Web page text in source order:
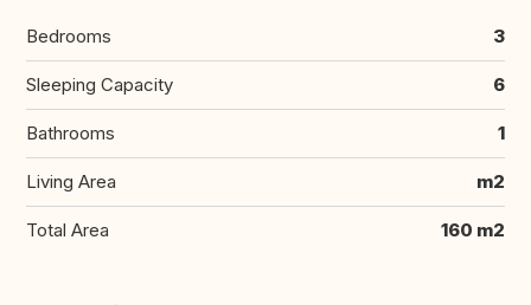
Bedrooms 3
Sleeping Capacity 6
Bathrooms 1
Living Area m2
Total Area 160 m2